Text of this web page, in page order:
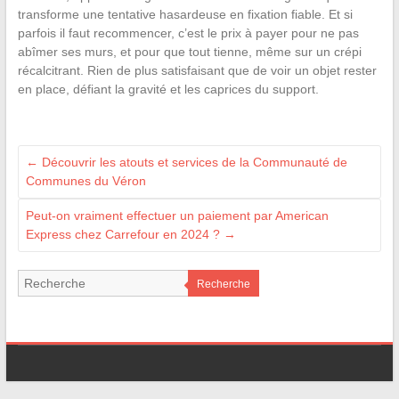
transforme une tentative hasardeuse en fixation fiable. Et si
parfois il faut recommencer, c’est le prix à payer pour ne pas
abîmer ses murs, et pour que tout tienne, même sur un crépi
récalcitrant. Rien de plus satisfaisant que de voir un objet rester
en place, défiant la gravité et les caprices du support.
← Découvrir les atouts et services de la Communauté de
Communes du Véron
Peut-on vraiment effectuer un paiement par American
Express chez Carrefour en 2024 ? →
Recherche